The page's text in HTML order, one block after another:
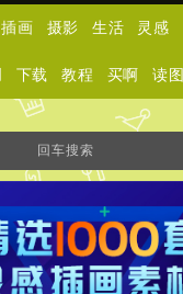
插画 摄影 生活 灵感
下载 教程 买啊 读图